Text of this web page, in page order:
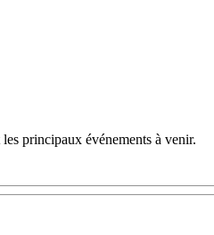
principaux événements à venir.